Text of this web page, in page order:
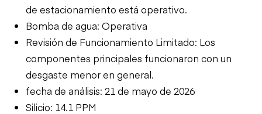
de estacionamiento está operativo.
Bomba de agua: Operativa
Revisión de Funcionamiento Limitado: Los
componentes principales funcionaron con un
desgaste menor en general.
fecha de análisis: 21 de mayo de 2026
Silicio: 14.1 PPM